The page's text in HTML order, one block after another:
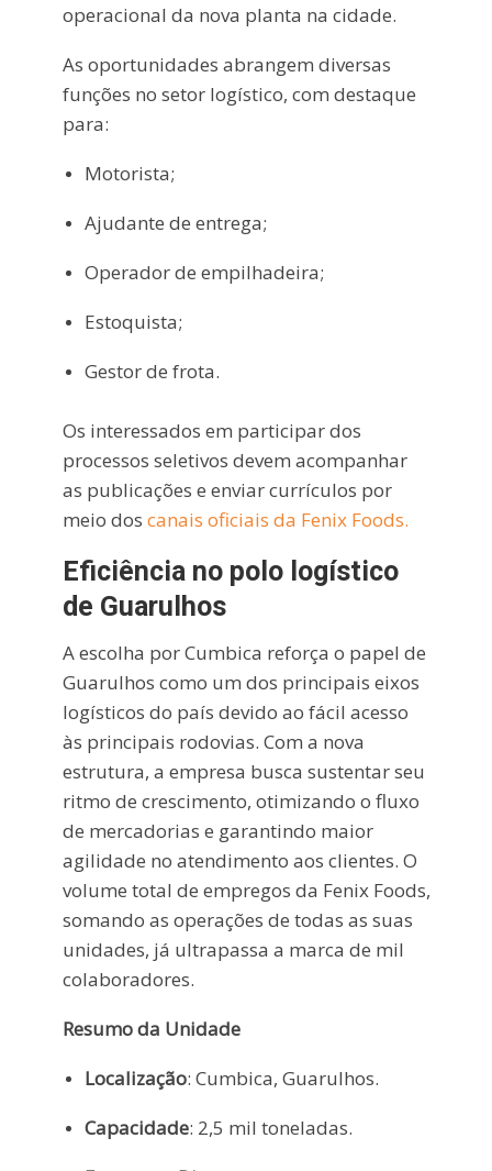
operacional da nova planta na cidade.
As oportunidades abrangem diversas
funções no setor logístico, com destaque
para:
Motorista;
Ajudante de entrega;
Operador de empilhadeira;
Estoquista;
Gestor de frota.
Os interessados em participar dos
processos seletivos devem acompanhar
as publicações e enviar currículos por
meio dos canais oficiais da Fenix Foods.
Eficiência no polo logístico
de Guarulhos
A escolha por Cumbica reforça o papel de
Guarulhos como um dos principais eixos
logísticos do país devido ao fácil acesso
às principais rodovias. Com a nova
estrutura, a empresa busca sustentar seu
ritmo de crescimento, otimizando o fluxo
de mercadorias e garantindo maior
agilidade no atendimento aos clientes. O
volume total de empregos da Fenix Foods,
somando as operações de todas as suas
unidades, já ultrapassa a marca de mil
colaboradores.
Resumo da Unidade
Localização: Cumbica, Guarulhos.
Capacidade: 2,5 mil toneladas.